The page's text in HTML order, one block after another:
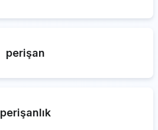
perişan
perişanlık